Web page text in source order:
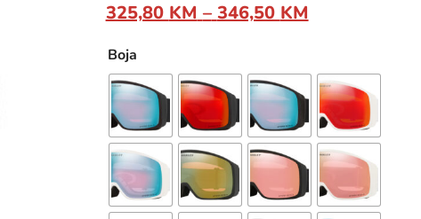
325,80 KM – 346,50 KM
Boja